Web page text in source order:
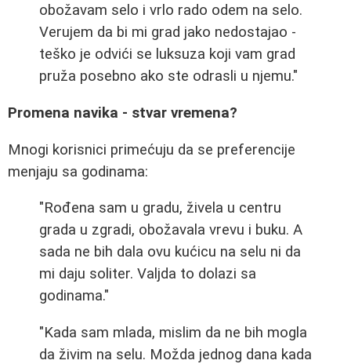
obožavam selo i vrlo rado odem na selo.
Verujem da bi mi grad jako nedostajao -
teško je odvići se luksuza koji vam grad
pruža posebno ako ste odrasli u njemu."
Promena navika - stvar vremena?
Mnogi korisnici primećuju da se preferencije
menjaju sa godinama:
"Rođena sam u gradu, živela u centru
grada u zgradi, obožavala vrevu i buku. A
sada ne bih dala ovu kućicu na selu ni da
mi daju soliter. Valjda to dolazi sa
godinama."
"Kada sam mlada, mislim da ne bih mogla
da živim na selu. Možda jednog dana kada